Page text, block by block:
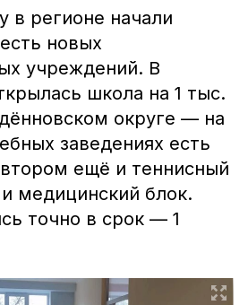
в регионе начали
новых
учреждений. В
школа на 1 тыс.
округе — на
заведениях есть
ещё и теннисный
медицинский блок.
точно в срок — 1